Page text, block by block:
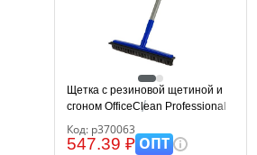
Щетка с резиновой щетиной и
сгоном OfficeClean Professional
32см, щетина 3,5см, рукоятка
72-120см
Код: р370063
547.39 ₽ОПТ